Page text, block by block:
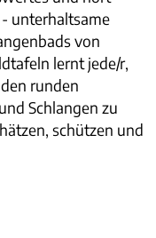
unterhaltsame
von
lernt jede/r,
runden
Schlangen zu
schützen und